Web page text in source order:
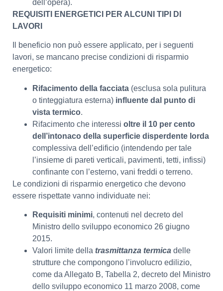
dell’opera).
REQUISITI ENERGETICI PER ALCUNI TIPI DI
LAVORI
Il beneficio non può essere applicato, per i seguenti
lavori, se mancano precise condizioni di risparmio
energetico:
Rifacimento della facciata (esclusa sola pulitura
o tinteggiatura esterna) influente dal punto di
vista termico.
Rifacimento che interessi oltre il 10 per cento
dell’intonaco della superficie disperdente lorda
complessiva dell’edificio (intendendo per tale
l’insieme di pareti verticali, pavimenti, tetti, infissi)
confinante con l’esterno, vani freddi o terreno.
Le condizioni di risparmio energetico che devono
essere rispettate vanno individuate nei:
Requisiti minimi, contenuti nel decreto del
Ministro dello sviluppo economico 26 giugno
2015.
Valori limite della trasmittanza termica delle
strutture che compongono l’involucro edilizio,
come da Allegato B, Tabella 2, decreto del Ministro
dello sviluppo economico 11 marzo 2008, come